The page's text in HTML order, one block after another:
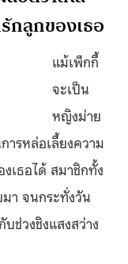
กลูกของเธอ
แม้เพ็กกี้
จะเป็น
หญิงม่าย
ารหล่อเลี้ยงความ
เธอได้ สมาชิกทั้ง
มา จนกระทั่งวัน
ช่วงชิงแสงสว่าง